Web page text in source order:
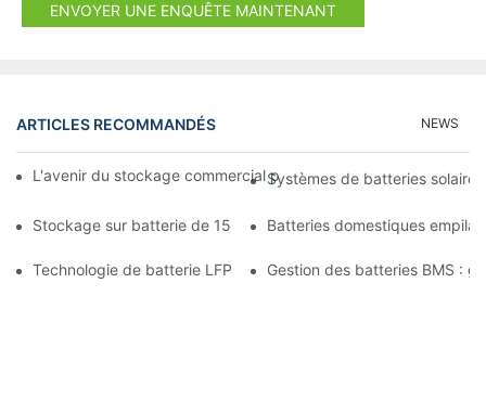
ENVOYER UNE ENQUÊTE MAINTENANT
ARTICLES RECOMMANDÉS NEWS
L'avenir du stockage commercial par batterie : tendances et
Systèmes de batteries
Stockage sur batterie de 15 kW : alimentez votre avenir en
Batteries domestiques
Technologie de batterie LFP : un choix durable pour le
Gestion des batteries BMS :